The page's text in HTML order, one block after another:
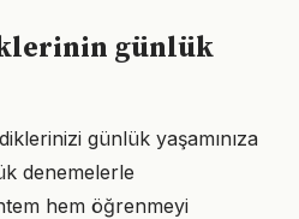
günlük
günlük yaşamınıza
denemelerle
hem öğrenmeyi